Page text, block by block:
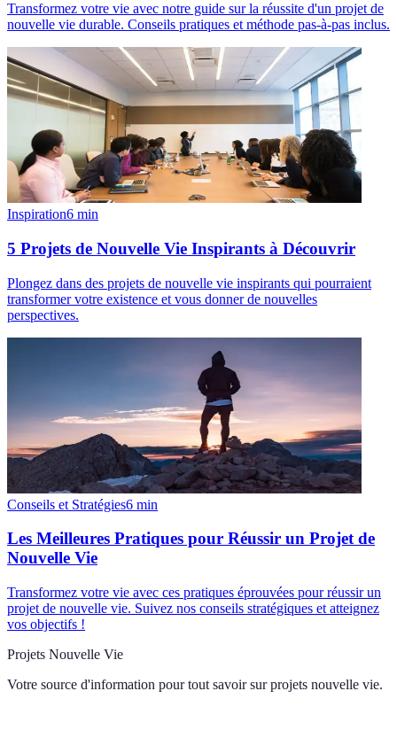
Transformez votre vie avec notre guide sur la réussite d'un projet de
nouvelle vie durable. Conseils pratiques et méthode pas-à-pas inclus.
Inspiration6 min
5 Projets de Nouvelle Vie Inspirants à Découvrir
Plongez dans des projets de nouvelle vie inspirants qui pourraient
transformer votre existence et vous donner de nouvelles
perspectives.
Conseils et Stratégies6 min
Les Meilleures Pratiques pour Réussir un Projet de
Nouvelle Vie
Transformez votre vie avec ces pratiques éprouvées pour réussir un
projet de nouvelle vie. Suivez nos conseils stratégiques et atteignez
vos objectifs !
Projets Nouvelle Vie
Votre source d'information pour tout savoir sur projets nouvelle vie.